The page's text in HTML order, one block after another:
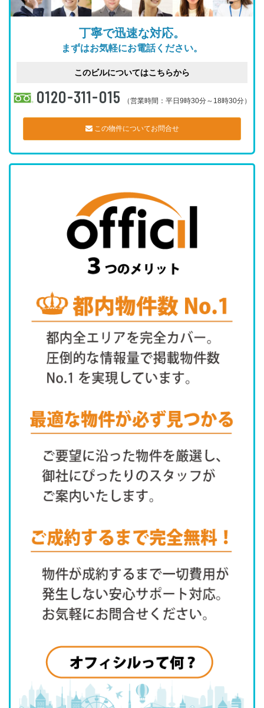
丁寧で迅速な対応。
まずはお気軽にお電話ください。
このビルについてはこちらから
0120-311-015 （営業時間：平日9時30分～18時30分）
この物件についてお問合せ